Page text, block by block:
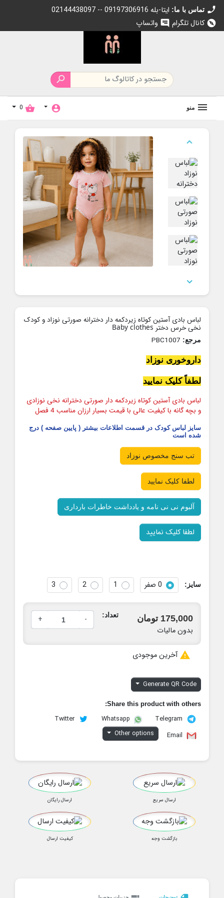
call تماس با ما: 02144438097 -- 09197306916 ایتا-بله
explore کانال تلگرام chat واتساپ

منو account_circle
shopping_basket
0


لباس بادی آستین کوتاه زیردکمه دار دخترانه صورتی نوزاد و کودک
نخی خرس دختر Baby clothes
مرجع:
داروخوری نوزاد
لطفاً کلیک نمایید
لباس بادی آستین کوتاه زیردکمه دار صورتی دخترانه نخی نوزادی
و بچه گانه با کیفیت عالی با قیمت بسیار ارزان مناسب 4 فصل
سایز لباس کودک در قسمت اطلاعات بیشتر ( پایین صفحه ) درج
شده است
تب سنج مخصوص نوزاد
لطفا کلیک نمایید
آلبوم نی نی نامه و یادداشت خاطرات بارداری
لطفا کلیک نمایید
سایز: 0 صفر 1
2
3
175,000 تومان
بدون مالیات
تعداد: -
+
 آخرین موجودی
Generate QR Code
Share this product with others:
Telegram
Whatsapp
Twitter
Email
Other options
ارسال سریع ارسال رایگان
بازگشت وجه کیفیت ارسال